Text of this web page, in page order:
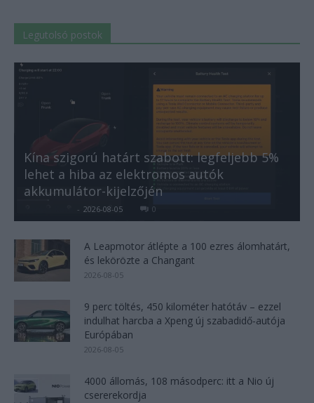
Legutolsó postok
Kína szigorú határt szabott: legfeljebb 5%
lehet a hiba az elektromos autók
akkumulátor-kijelzőjén
- 2026-08-05 0
A Leapmotor átlépte a 100 ezres álomhatárt,
és lekörözte a Changant
2026-08-05
9 perc töltés, 450 kilométer hatótáv – ezzel
indulhat harcba a Xpeng új szabadidő-autója
Európában
2026-08-05
4000 állomás, 108 másodperc: itt a Nio új
csererekordja